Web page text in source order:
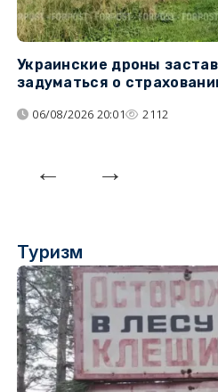
Украинские дроны
задуматься о
06/08/2026 20:01 2112
Туризм